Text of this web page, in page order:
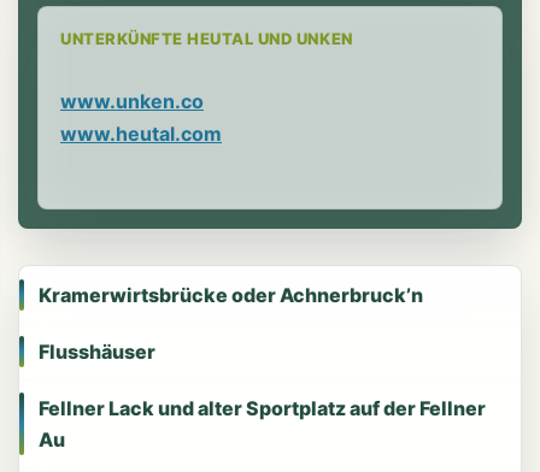
UNTERKÜNFTE HEUTAL UND UNKEN
www.unken.co
www.heutal.com
Kramerwirtsbrücke oder Achnerbruck’n
Flusshäuser
Fellner Lack und alter Sportplatz auf der Fellner
Au